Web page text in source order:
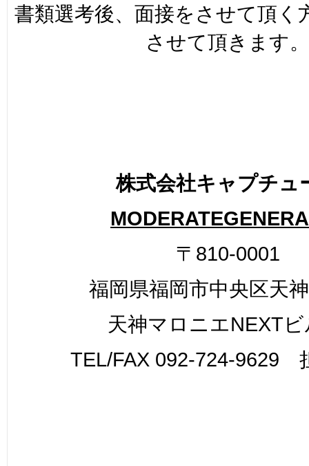
書類選考後、面接をさせて頂く
させて頂きます。
株式会社キャプチュ
〒810-0001
福岡県福岡市中央区天
天神マロニエNEXT
TEL/FAX 092-724-9629